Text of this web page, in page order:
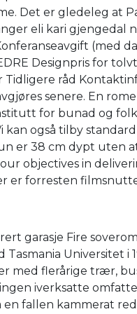
Det er gledeleg at
eli kari gjengedal
(med
Designpris for
råd
senere. En
for bunad og
også tilby
er 38 cm dypt uten
objectives in
er forresten
garasje Fire
Universitet i
med flerårige trær,
iverksatte
fallen kammerat